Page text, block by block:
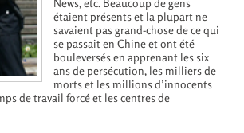
News, etc. Beaucoup de gens
étaient présents et la plupart ne
savaient pas grand-chose de ce qui
se passait en Chine et ont été
bouleversés en apprenant les six
ans de persécution, les milliers de
morts et les millions d’innocents
de travail forcé et les centres de